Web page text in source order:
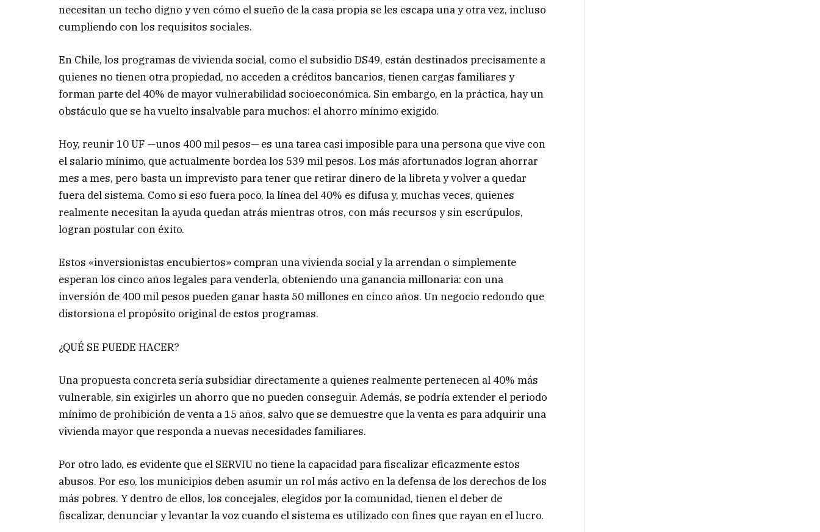
necesitan un techo digno y ven cómo el sueño de la casa propia se les escapa una y otra vez, incluso
cumpliendo con los requisitos sociales.
En Chile, los programas de vivienda social, como el subsidio DS49, están destinados precisamente a
quienes no tienen otra propiedad, no acceden a créditos bancarios, tienen cargas familiares y
forman parte del 40% de mayor vulnerabilidad socioeconómica. Sin embargo, en la práctica, hay un
obstáculo que se ha vuelto insalvable para muchos: el ahorro mínimo exigido.
Hoy, reunir 10 UF —unos 400 mil pesos— es una tarea casi imposible para una persona que vive con
el salario mínimo, que actualmente bordea los 539 mil pesos. Los más afortunados logran ahorrar
mes a mes, pero basta un imprevisto para tener que retirar dinero de la libreta y volver a quedar
fuera del sistema. Como si eso fuera poco, la línea del 40% es difusa y, muchas veces, quienes
realmente necesitan la ayuda quedan atrás mientras otros, con más recursos y sin escrúpulos,
logran postular con éxito.
Estos «inversionistas encubiertos» compran una vivienda social y la arrendan o simplemente
esperan los cinco años legales para venderla, obteniendo una ganancia millonaria: con una
inversión de 400 mil pesos pueden ganar hasta 50 millones en cinco años. Un negocio redondo que
distorsiona el propósito original de estos programas.
¿QUÉ SE PUEDE HACER?
Una propuesta concreta sería subsidiar directamente a quienes realmente pertenecen al 40% más
vulnerable, sin exigirles un ahorro que no pueden conseguir. Además, se podría extender el periodo
mínimo de prohibición de venta a 15 años, salvo que se demuestre que la venta es para adquirir una
vivienda mayor que responda a nuevas necesidades familiares.
Por otro lado, es evidente que el SERVIU no tiene la capacidad para fiscalizar eficazmente estos
abusos. Por eso, los municipios deben asumir un rol más activo en la defensa de los derechos de los
más pobres. Y dentro de ellos, los concejales, elegidos por la comunidad, tienen el deber de
fiscalizar, denunciar y levantar la voz cuando el sistema es utilizado con fines que rayan en el lucro.